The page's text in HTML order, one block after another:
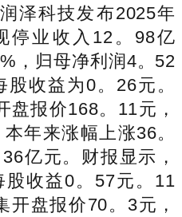
泽科技发布2025年
停业收入12。98亿
，归母净利润4。52
收益为0。26元。
盘报价168。11元，
年来涨幅上涨36。
亿元。财报显示，
收益0。57元。11
开盘报价70。3元，